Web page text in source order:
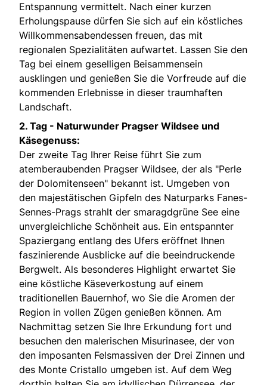
Entspannung vermittelt. Nach einer kurzen
Erholungspause dürfen Sie sich auf ein köstliches
Willkommensabendessen freuen, das mit
regionalen Spezialitäten aufwartet. Lassen Sie den
Tag bei einem geselligen Beisammensein
ausklingen und genießen Sie die Vorfreude auf die
kommenden Erlebnisse in dieser traumhaften
Landschaft.
2. Tag - Naturwunder Pragser Wildsee und
Käsegenuss:
Der zweite Tag Ihrer Reise führt Sie zum
atemberaubenden Pragser Wildsee, der als "Perle
der Dolomitenseen" bekannt ist. Umgeben von
den majestätischen Gipfeln des Naturparks Fanes-
Sennes-Prags strahlt der smaragdgrüne See eine
unvergleichliche Schönheit aus. Ein entspannter
Spaziergang entlang des Ufers eröffnet Ihnen
faszinierende Ausblicke auf die beeindruckende
Bergwelt. Als besonderes Highlight erwartet Sie
eine köstliche Käseverkostung auf einem
traditionellen Bauernhof, wo Sie die Aromen der
Region in vollen Zügen genießen können. Am
Nachmittag setzen Sie Ihre Erkundung fort und
besuchen den malerischen Misurinasee, der von
den imposanten Felsmassiven der Drei Zinnen und
des Monte Cristallo umgeben ist. Auf dem Weg